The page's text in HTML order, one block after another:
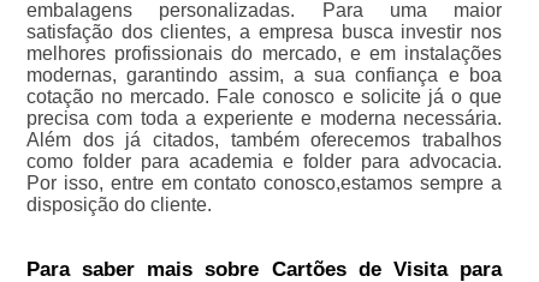
embalagens personalizadas. Para uma maior
satisfação dos clientes, a empresa busca investir nos
melhores profissionais do mercado, e em instalações
modernas, garantindo assim, a sua confiança e boa
cotação no mercado. Fale conosco e solicite já o que
precisa com toda a experiente e moderna necessária.
Além dos já citados, também oferecemos trabalhos
como folder para academia e folder para advocacia.
Por isso, entre em contato conosco,estamos sempre a
disposição do cliente.
Para saber mais sobre Cartões de Visita para